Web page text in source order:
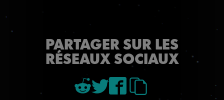
PARTAGER SUR LES
RÉSEAUX SOCIAUX